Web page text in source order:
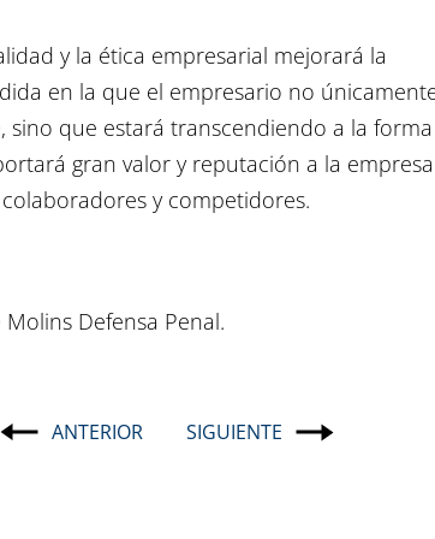
y la ética empresarial mejorará la
en la que el empresario no
sino que estará transcendiendo a la
gran valor y reputación a la empresa
y competidores.
Defensa Penal.
Navegación
ANTERIOR SIGUIENTE